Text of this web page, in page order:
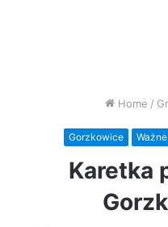
Home /
Gorzkowice
Karetka